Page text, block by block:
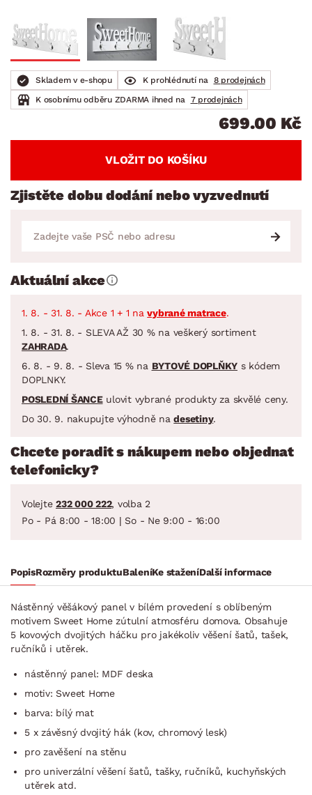
Skladem v e-shopu K prohlédnutí na
8 prodejnách
K osobnímu odběru ZDARMA ihned na
7 prodejnách
699.00 Kč
VLOŽIT DO KOŠÍKU
Zjistěte dobu dodání nebo vyzvednutí
Aktuální akce
1. 8. - 31. 8. - Akce 1 + 1 navybrané matrace.
1. 8. - 31. 8. - SLEVA AŽ 30 % na veškerý sortiment
ZAHRADA.
6. 8. - 9. 8. - Sleva 15 % na BYTOVÉ DOPLŇKY s kódem
DOPLNKY.
POSLEDNÍ ŠANCEulovit vybrané produkty za skvělé ceny.
Do 30. 9. nakupujte výhodně nadesetiny.
Chcete poradit s nákupem nebo objednat
telefonicky?
Volejte 232 000 222, volba 2
Po - Pá 8:00 - 18:00 | So - Ne 9:00 - 16:00
PopisRozměry produktuBaleníKe staženíDalší informace
Nástěnný věšákový panel v bílém provedení s oblíbeným
motivem Sweet Home zútulní atmosféru domova. Obsahuje
5 kovových dvojitých háčku pro jakékoliv věšení šatů, tašek,
ručníků i utěrek.
nástěnný panel: MDF deska
motiv: Sweet Home
barva: bílý mat
5 x závěsný dvojitý hák (kov, chromový lesk)
pro zavěšení na stěnu
pro univerzální věšení šatů, tašky, ručníků, kuchyňských
utěrek atd.